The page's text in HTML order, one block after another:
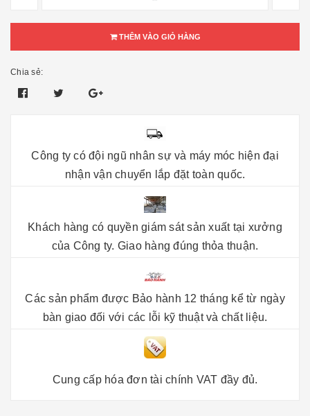
THÊM VÀO GIỎ HÀNG
Chia sẻ:
Công ty có đội ngũ nhân sự và máy móc hiện đại
nhận vận chuyển lắp đặt toàn quốc.
Khách hàng có quyền giám sát sản xuất tại xưởng
của Công ty. Giao hàng đúng thỏa thuận.
Các sản phẩm được Bảo hành 12 tháng kể từ ngày
bàn giao đối với các lỗi kỹ thuật và chất liệu.
Cung cấp hóa đơn tài chính VAT đầy đủ.